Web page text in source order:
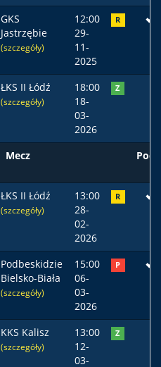
GKS
Jastrzębie
(szczegóły)
12:00
29-
11-
2025
R
ŁKS II Łódź
(szczegóły)
18:00
18-
03-
2026
Z
Mecz
ŁKS II Łódź
(szczegóły)
13:00
28-
02-
2026
R
Podbeskidzie
Bielsko-Biała
(szczegóły)
15:00
06-
03-
2026
P
KKS Kalisz
(szczegóły)
13:00
12-
03-
Z